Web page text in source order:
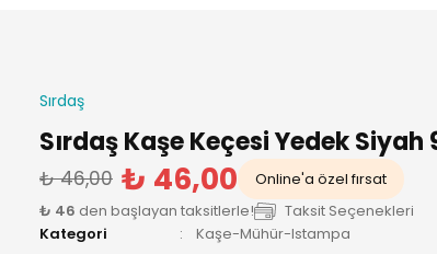
Sırdaş
Sırdaş Kaşe Keçesi Yedek Siyah
₺ 46,00 ₺ 46,00 Online'a özel fırsat
₺ 46 den başlayan taksitlerle!
Taksit Seçenekleri
Kategori
Kaşe-Mühür-Istampa